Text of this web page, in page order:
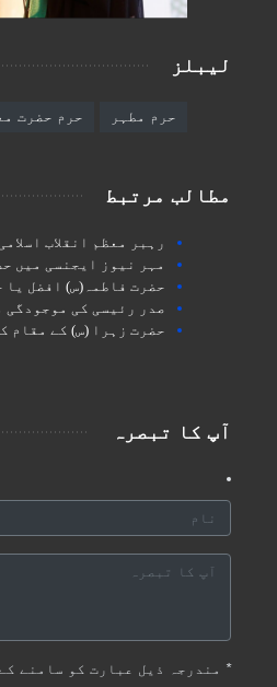
لیبلز
حرم مطہر حرم حضرت
مطالب مرتبط
رہبر معظم انقلاب
مہر نیوز ایجنسی میں
حضرت فاطمہ(س) افضل یا
صدر رئیسی کی موجودگی
حضرت زہرا (س) کے مقام
آپ کا تبصرہ
* مندرجہ ذیل عبارت کو سامنے